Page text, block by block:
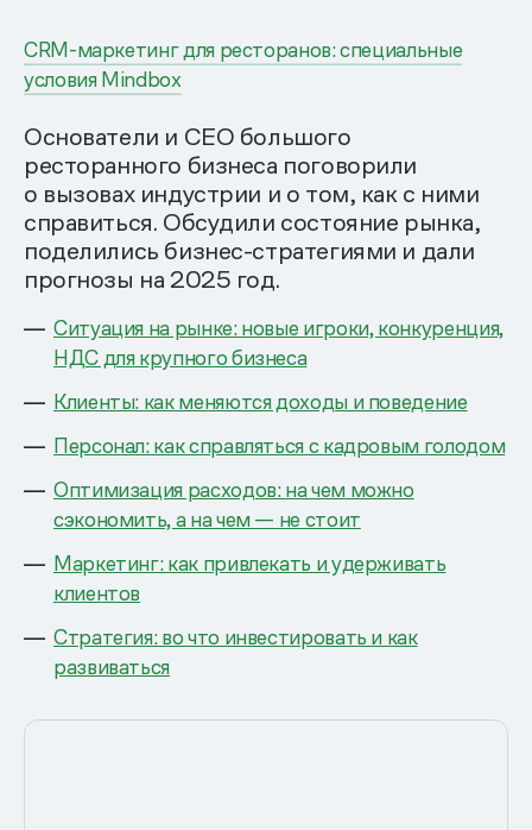
CRM-маркетинг для ресторанов: специальные
условия Mindbox
Основатели и CEO большого
ресторанного бизнеса поговорили
о вызовах индустрии и о том, как с ними
справиться. Обсудили состояние рынка,
поделились бизнес-стратегиями и дали
прогнозы на 2025 год.
Ситуация на рынке: новые игроки, конкуренция,
НДС для крупного бизнеса
Клиенты: как меняются доходы и поведение
Персонал: как справляться с кадровым голодом
Оптимизация расходов: на чем можно
сэкономить, а на чем — не стоит
Маркетинг: как привлекать и удерживать
клиентов
Стратегия: во что инвестировать и как
развиваться